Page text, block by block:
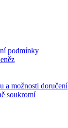
podmínky
a možnosti doručení
soukromí